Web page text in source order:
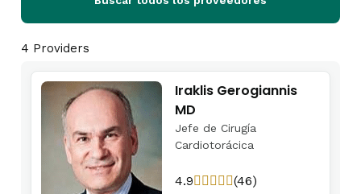
4 Providers
Iraklis Gerogiannis
MD
Jefe de Cirugía
Cardiotorácica
4.9 (46)